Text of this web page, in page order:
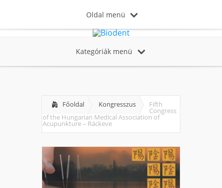
Oldal menü
Kategóriák menü
Főoldal Kongresszus Fifth
Congress
of the Hungarian Medical Association of
Acupunkture – Ráckeve